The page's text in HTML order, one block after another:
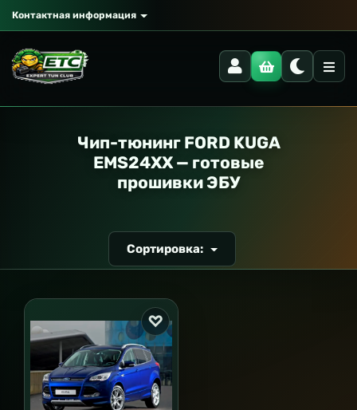
Контактная информация
Чип-тюнинг FORD KUGA
EMS24XX — готовые
прошивки ЭБУ
Сортировка: